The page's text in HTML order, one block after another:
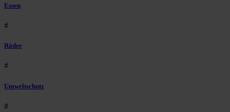
Essen
#
Räder
#
Umweltschutz
#